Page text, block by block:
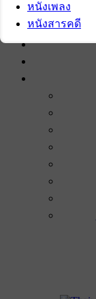
หนังเพลง
หนังสารคดี